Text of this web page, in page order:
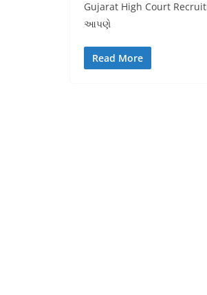
Gujarat High Court
આપણે
Read More